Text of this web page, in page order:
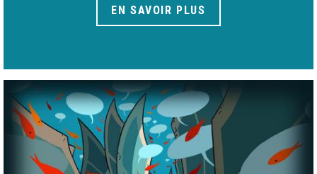
EN SAVOIR PLUS